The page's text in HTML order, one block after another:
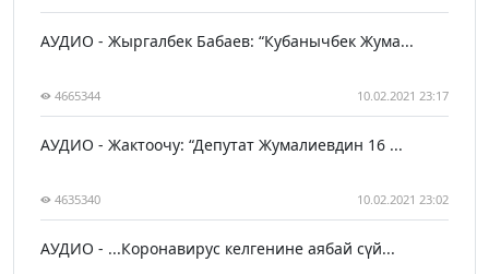
АУДИО - Жыргалбек Бабаев: “Кубанычбек Жума...
4665344 10.02.2021 23:17
АУДИО - Жактоочу: “Депутат Жумалиевдин 16 ...
4635340 10.02.2021 23:02
АУДИО - ...Коронавирус келгенине аябай сүй...